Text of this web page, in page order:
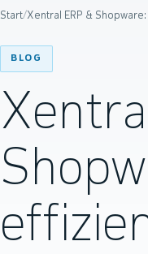
Start/Xentral ERP &
BLOG